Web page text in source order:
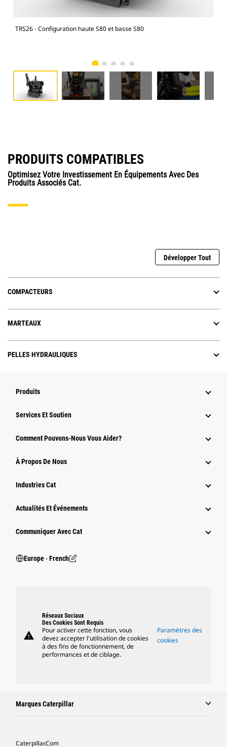
TRS26 - Configuration haute S80 et basse S80
PRODUITS COMPATIBLES
Optimisez Votre Investissement En Équipements Avec Des
Produits Associés Cat.
Développer Tout
COMPACTEURS
MARTEAUX
PELLES HYDRAULIQUES
Produits
Services Et Soutien
Comment Pouvons-Nous Vous Aider?
À Propos De Nous
Industries Cat
Actualités Et Événements
Communiquer Avec Cat
Europe ‧ French
warning
Réseaux Sociaux
Des Cookies Sont Requis
Pour activer cette fonction, vous
devez accepter l'utilisation de cookies
à des fins de fonctionnement, de
performances et de ciblage.
Paramètres des
cookies
Marques Caterpillar
Caterpillar.com